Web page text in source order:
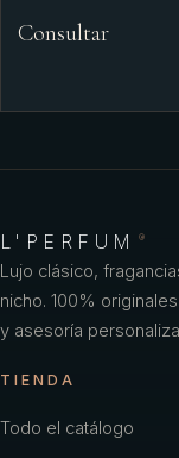
Consultar
L'PERFUM ®
Lujo clásico,
nicho. 100%
y asesoría
TIENDA
Todo el catálogo